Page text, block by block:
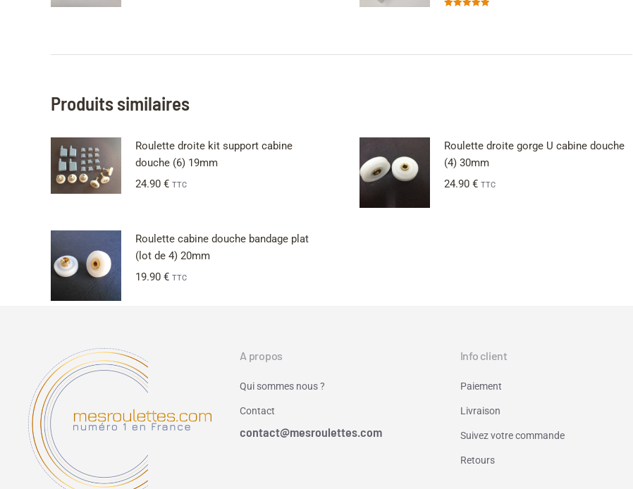
Produits similaires
Roulette droite kit support cabine
douche (6) 19mm
24.90 € TTC
Roulette droite gorge U cabine douche
(4) 30mm
24.90 € TTC
Roulette cabine douche bandage plat
(lot de 4) 20mm
19.90 € TTC
A propos
Qui sommes nous ?
Contact
contact@mesroulettes.com
Info client
Paiement
Livraison
Suivez votre commande
Retours